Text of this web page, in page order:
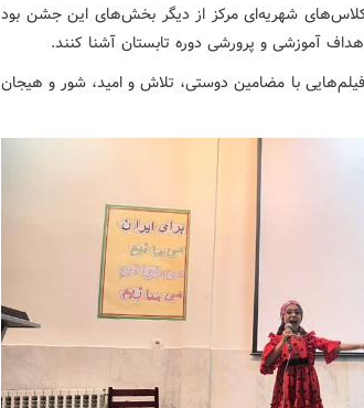
شهریه‌ای مرکز از دیگر بخش‌های این جشن بود
آموزشی و پرورشی دوره تابستان آشنا کنند.
با مضامین دوستی، تلاش و امید، شور و هیجان